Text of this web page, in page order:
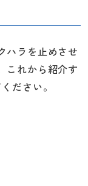
ハラを止めさせ
これから紹介す
ださい。